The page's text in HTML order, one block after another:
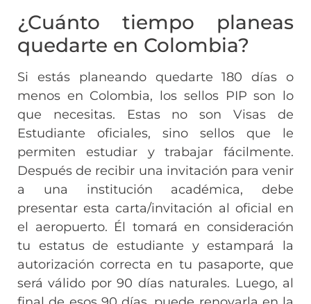
¿Cuánto tiempo planeas
quedarte en Colombia?
Si estás planeando quedarte 180 días o
menos en Colombia, los sellos PIP son lo
que necesitas. Estas no son Visas de
Estudiante oficiales, sino sellos que le
permiten estudiar y trabajar fácilmente.
Después de recibir una invitación para venir
a una institución académica, debe
presentar esta carta/invitación al oficial en
el aeropuerto. Él tomará en consideración
tu estatus de estudiante y estampará la
autorización correcta en tu pasaporte, que
será válido por 90 días naturales. Luego, al